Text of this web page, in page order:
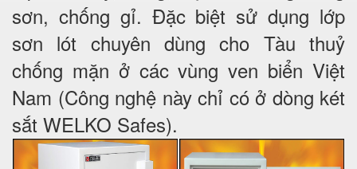
sơn, chống gỉ. Đặc biệt sử dụng lớp
sơn lót chuyên dùng cho Tàu thuỷ
chống mặn ở các vùng ven biển Việt
Nam (Công nghệ này chỉ có ở dòng két
sắt WELKO Safes).